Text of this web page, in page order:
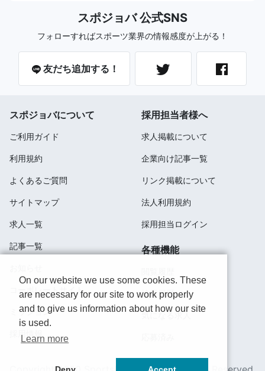
スポジョバ 公式SNS
フォローすればスポーツ業界の情報感度が上がる！
友だち追加する！
スポジョバについて
ご利用ガイド
利用規約
よくあるご質問
サイトマップ
求人一覧
記事一覧
コーポレートサイト
ミッション
採用情報
採用担当者様へ
求人掲載について
企業向け記事一覧
リンク掲載について
法人利用規約
採用担当ログイン
各種機能
検索履歴
気になる求人
On our website we use some cookies. These
are necessary for our site to work properly
and to give us information about how our site
is used.
Learn more